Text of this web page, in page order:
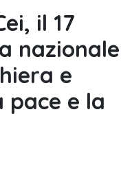
il 17
nazionale
e
pace e la